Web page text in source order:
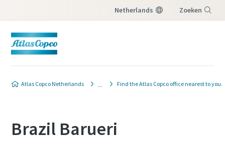
Netherlands Zoeken
Atlas Copco Netherlands Find the Atlas Copco office nearest to you.
Brazil Barueri